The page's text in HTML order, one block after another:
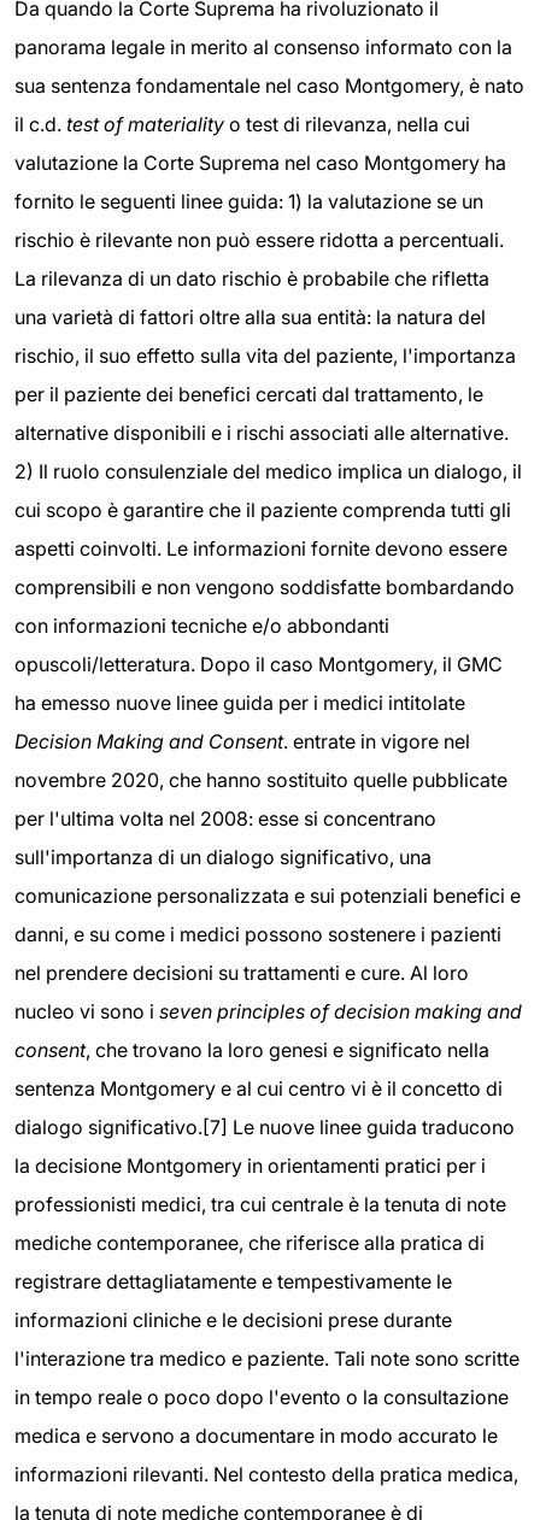
Da quando la Corte Suprema ha rivoluzionato il
panorama legale in merito al consenso informato con la
sua sentenza fondamentale nel caso Montgomery, è nato
il c.d. test of materiality o test di rilevanza, nella cui
valutazione la Corte Suprema nel caso Montgomery ha
fornito le seguenti linee guida: 1) la valutazione se un
rischio è rilevante non può essere ridotta a percentuali.
La rilevanza di un dato rischio è probabile che rifletta
una varietà di fattori oltre alla sua entità: la natura del
rischio, il suo effetto sulla vita del paziente, l'importanza
per il paziente dei benefici cercati dal trattamento, le
alternative disponibili e i rischi associati alle alternative.
2) Il ruolo consulenziale del medico implica un dialogo, il
cui scopo è garantire che il paziente comprenda tutti gli
aspetti coinvolti. Le informazioni fornite devono essere
comprensibili e non vengono soddisfatte bombardando
con informazioni tecniche e/o abbondanti
opuscoli/letteratura. Dopo il caso Montgomery, il GMC
ha emesso nuove linee guida per i medici intitolate
Decision Making and Consent. entrate in vigore nel
novembre 2020, che hanno sostituito quelle pubblicate
per l'ultima volta nel 2008: esse si concentrano
sull'importanza di un dialogo significativo, una
comunicazione personalizzata e sui potenziali benefici e
danni, e su come i medici possono sostenere i pazienti
nel prendere decisioni su trattamenti e cure. Al loro
nucleo vi sono i seven principles of decision making and
consent, che trovano la loro genesi e significato nella
sentenza Montgomery e al cui centro vi è il concetto di
dialogo significativo.[7] Le nuove linee guida traducono
la decisione Montgomery in orientamenti pratici per i
professionisti medici, tra cui centrale è la tenuta di note
mediche contemporanee, che riferisce alla pratica di
registrare dettagliatamente e tempestivamente le
informazioni cliniche e le decisioni prese durante
l'interazione tra medico e paziente. Tali note sono scritte
in tempo reale o poco dopo l'evento o la consultazione
medica e servono a documentare in modo accurato le
informazioni rilevanti. Nel contesto della pratica medica,
la tenuta di note mediche contemporanee è di